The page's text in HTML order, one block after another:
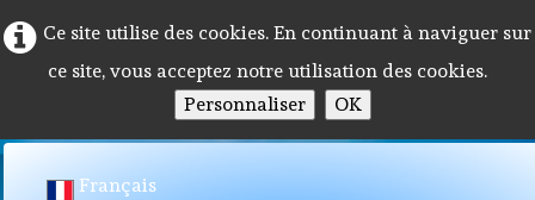
Ce site utilise des cookies. En continuant à naviguer sur
ce site, vous acceptez notre utilisation des cookies.
Personnaliser
OK
Français